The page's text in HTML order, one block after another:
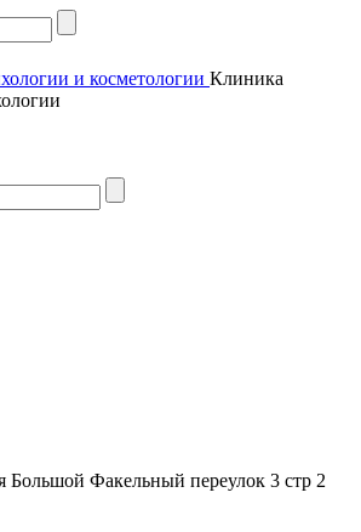
Клиника
Большой Факельный переулок 3 стр 2